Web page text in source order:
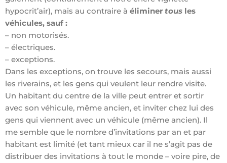
hypocrit’air), mais au contraire à éliminer tousles
véhicules, sauf :
– non motorisés.
– électriques.
– exceptions.
Dans les exceptions, on trouve les secours, mais aussi
les riverains, et les gens qui veulent leur rendre visite.
Un habitant du centre de la ville peut entrer et sortir
avec son véhicule, même ancien, et inviter chez lui des
gens qui viennent avec un véhicule (même ancien). Il
me semble que le nombre d’invitations par an et par
habitant est limité (et tant mieux car il ne s’agit pas de
distribuer des invitations à tout le monde – voire pire, de